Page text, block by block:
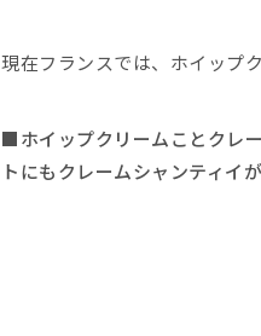
現在フランスでは、ホイップ
■ホイップクリームことクレ
トにもクレームシャンティイ